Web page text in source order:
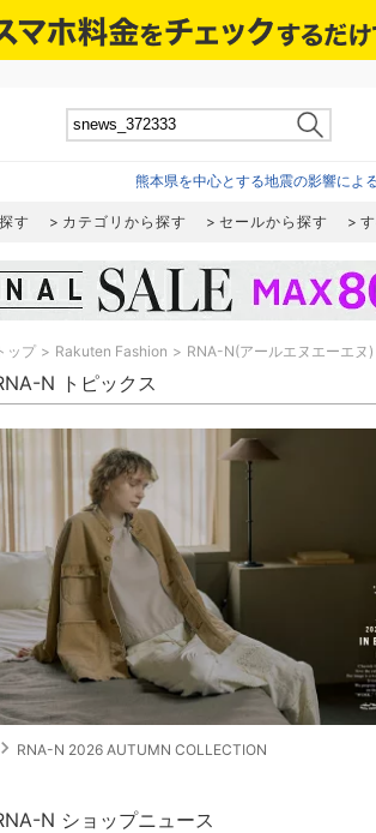
熊本県を中心とする地震の影響によ
す カテゴリから探す セールから探す
ップ Rakuten Fashion RNA-N(アールエヌエーエヌ)
N トピックス
navigate_next RNA-N 2026 AUTUMN COLLECTION
N ショップニュース